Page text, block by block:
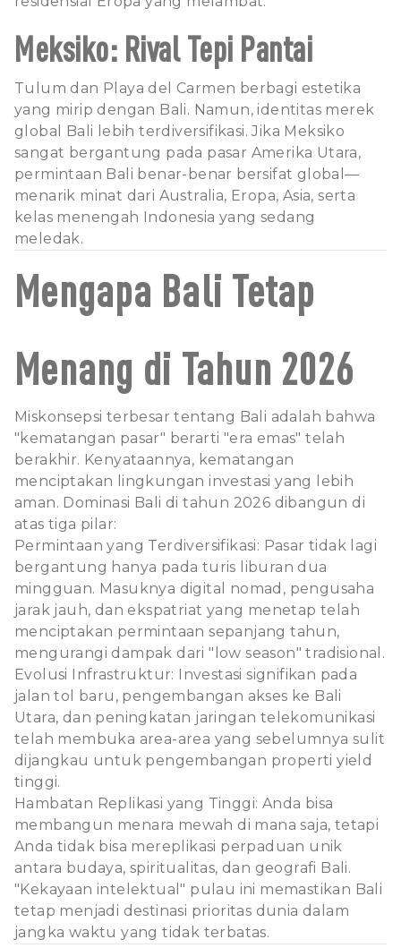
Meksiko: Rival Tepi Pantai
Tulum dan Playa del Carmen berbagi estetika
yang mirip dengan Bali. Namun, identitas merek
global Bali lebih terdiversifikasi. Jika Meksiko
sangat bergantung pada pasar Amerika Utara,
permintaan Bali benar-benar bersifat global—
menarik minat dari Australia, Eropa, Asia, serta
kelas menengah Indonesia yang sedang
meledak.
Mengapa Bali Tetap
Menang di Tahun 2026
Miskonsepsi terbesar tentang Bali adalah bahwa
"kematangan pasar" berarti "era emas" telah
berakhir. Kenyataannya, kematangan
menciptakan lingkungan investasi yang lebih
aman. Dominasi Bali di tahun 2026 dibangun di
atas tiga pilar:
Permintaan yang Terdiversifikasi: Pasar tidak lagi
bergantung hanya pada turis liburan dua
mingguan. Masuknya digital nomad, pengusaha
jarak jauh, dan ekspatriat yang menetap telah
menciptakan permintaan sepanjang tahun,
mengurangi dampak dari "low season" tradisional.
Evolusi Infrastruktur: Investasi signifikan pada
jalan tol baru, pengembangan akses ke Bali
Utara, dan peningkatan jaringan telekomunikasi
telah membuka area-area yang sebelumnya sulit
dijangkau untuk pengembangan properti yield
tinggi.
Hambatan Replikasi yang Tinggi: Anda bisa
membangun menara mewah di mana saja, tetapi
Anda tidak bisa mereplikasi perpaduan unik
antara budaya, spiritualitas, dan geografi Bali.
"Kekayaan intelektual" pulau ini memastikan Bali
tetap menjadi destinasi prioritas dunia dalam
jangka waktu yang tidak terbatas.